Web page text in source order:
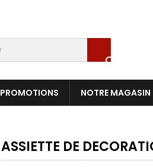

PROMOTIONS NOTRE MAGASIN
ASSIETTE DE